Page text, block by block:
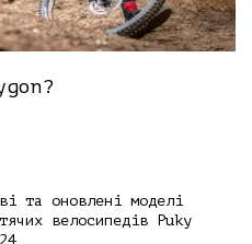
та оновлені моделі
велосипедів Puky